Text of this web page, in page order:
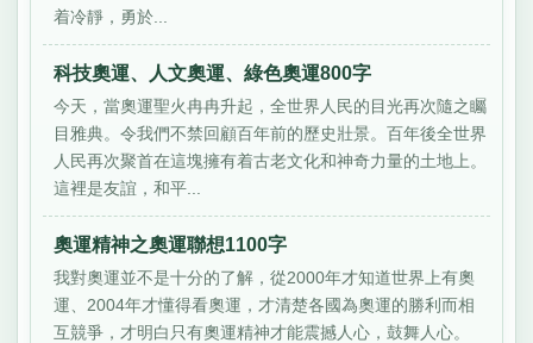
着冷靜，勇於...
科技奧運、人文奧運、綠色奧運800字
今天，當奧運聖火冉冉升起，全世界人民的目光再次隨之矚
目雅典。令我們不禁回顧百年前的歷史壯景。百年後全世界
人民再次聚首在這塊擁有着古老文化和神奇力量的土地上。
這裡是友誼，和平...
奧運精神之奧運聯想1100字
我對奧運並不是十分的了解，從2000年才知道世界上有奧
運、2004年才懂得看奧運，才清楚各國為奧運的勝利而相
互競爭，才明白只有奧運精神才能震撼人心，鼓舞人心。